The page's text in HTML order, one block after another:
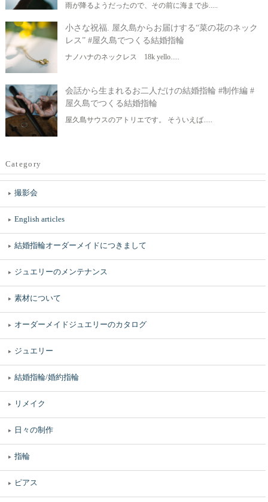
雨が降るようだったので、その前に海まで歩.....
小さな祝福. 屋久島からお届けする“菜の花のネック
レス” #屋久島でつくる結婚指輪
ナノハナのネックレス 18k yello.....
会話から生まれるお二人だけの結婚指輪 #制作編 #
屋久島でつくる結婚指輪
屋久島サウスのアトリエです。 そういえば.....
Category
撮影会
English articles
結婚指輪オーダーメイドにつきまして
ジュエリーのメンテナンス
素材について
オーダーメイドジュエリーのカタログ
ジュエリー
結婚指輪/婚約指輪
リメイク
日々の制作
指輪
ピアス